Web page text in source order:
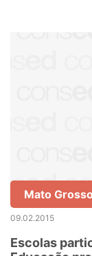
Mato
09.02.2015
Escolas